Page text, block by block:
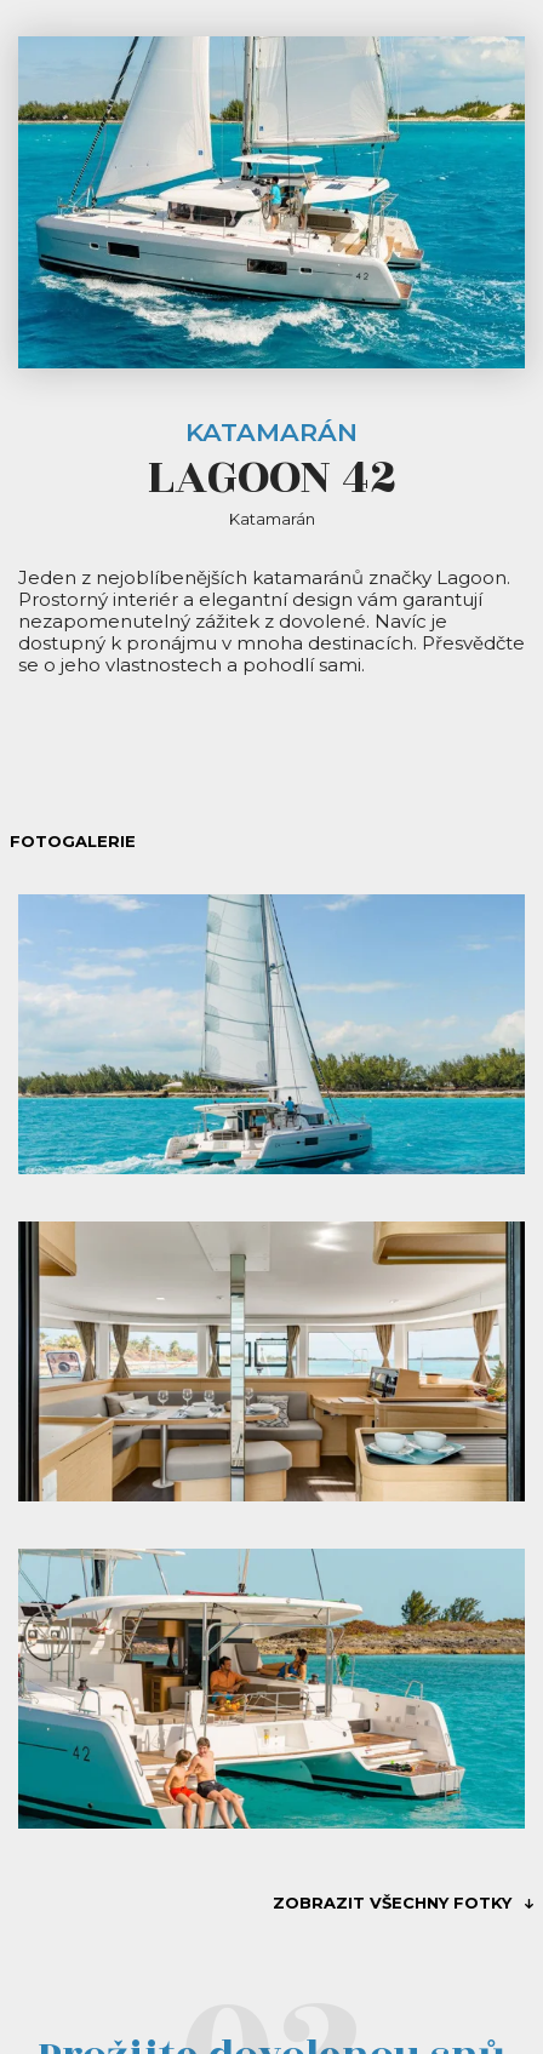
KATAMARÁN
LAGOON 42
Katamarán
Jeden z nejoblíbenějších katamaránů značky Lagoon.
Prostorný interiér a elegantní design vám garantují
nezapomenutelný zážitek z dovolené. Navíc je
dostupný k pronájmu v mnoha destinacích. Přesvědčte
se o jeho vlastnostech a pohodlí sami.
FOTOGALERIE
ZOBRAZIT VŠECHNY FOTKY